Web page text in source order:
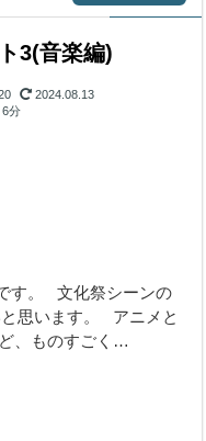
3(音楽編)
2024.08.13
6分
す。 文化祭シーンの
思います。 アニメと
、ものすごく…